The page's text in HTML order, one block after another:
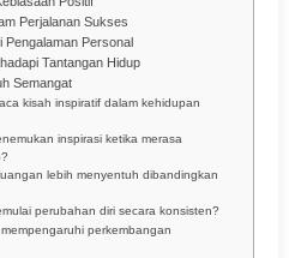
Perjalanan Sukses
Pengalaman Personal
Tantangan Hidup
Semangat
kisah inspiratif dalam kehidupan
inspirasi ketika merasa
lebih menyentuh dibandingkan
perubahan diri secara konsisten?
perkembangan